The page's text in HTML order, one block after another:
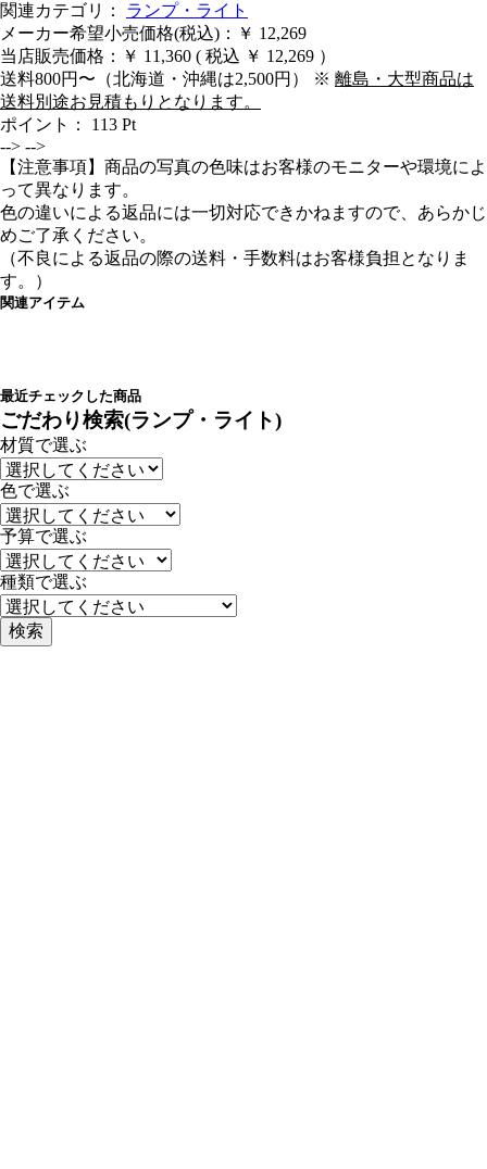
関連カテゴリ： ランプ・ライト
メーカー希望小売価格(税込)：￥ 12,269
当店販売価格：
￥ 11,360 ( 税込 ￥ 12,269 ）
送料800円〜（北海道・沖縄は2,500円） ※ 離島・大型商品は
送料別途お見積もりとなります。
ポイント： 113 Pt
--> -->
【注意事項】商品の写真の色味はお客様のモニターや環境によ
って異なります。
色の違いによる返品には一切対応できかねますので、あらかじ
めご了承ください。
（不良による返品の際の送料・手数料はお客様負担となりま
す。）
関連アイテム
最近チェックした商品
ごだわり検索(ランプ・ライト)
材質で選ぶ
色で選ぶ
予算で選ぶ
種類で選ぶ